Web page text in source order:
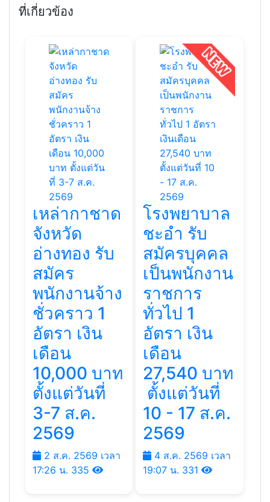
ที่เกี่ยวข้อง
เหล่ากาชาด
จังหวัด
อ่างทอง รับ
สมัคร
พนักงานจ้าง
ชั่วคราว 1
อัตรา เงิน
เดือน
10,000 บาท
ตั้งแต่วันที่
3-7 ส.ค.
2569
2 ส.ค. 2569 เวลา
17:26 น. 335
โรงพยาบาล
ชะอํา รับ
สมัครบุคคล
เป็นพนักงาน
ราชการ
ทั่วไป 1
อัตรา เงิน
เดือน
27,540 บาท
ตั้งแต่วันที่
10 - 17 ส.ค.
2569
4 ส.ค. 2569 เวลา
19:07 น. 331